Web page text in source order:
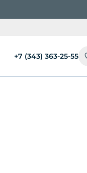
+7 (343) 363-25-55